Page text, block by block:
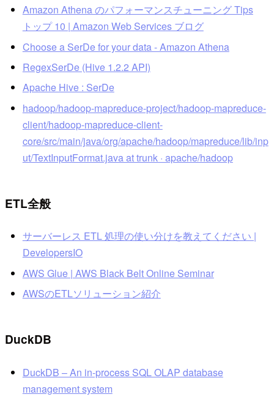
Amazon Athena のパフォーマンスチューニング Tips
トップ 10 | Amazon Web Services ブログ
Choose a SerDe for your data - Amazon Athena
RegexSerDe (Hive 1.2.2 API)
Apache Hive : SerDe
hadoop/hadoop-mapreduce-project/hadoop-mapreduce-
client/hadoop-mapreduce-client-
core/src/main/java/org/apache/hadoop/mapreduce/lib/inp
ut/TextInputFormat.java at trunk · apache/hadoop
ETL全般
サーバーレス ETL 処理の使い分けを教えてください |
DevelopersIO
AWS Glue | AWS Black Belt Online Seminar
AWSのETLソリューション紹介
DuckDB
DuckDB – An in-process SQL OLAP database
management system